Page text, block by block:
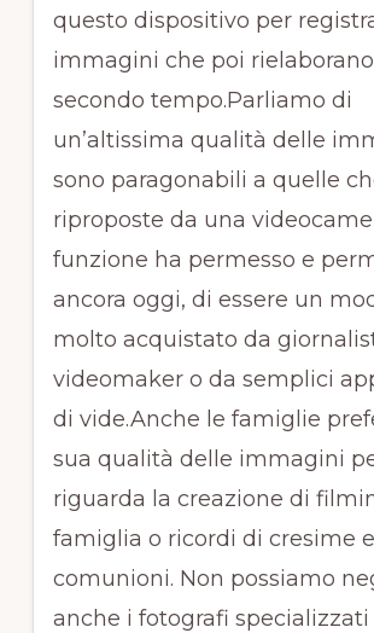
questo dispositivo per
immagini che poi
secondo tempo.Parliamo di
un’altissima qualità delle
sono paragonabili a quelle
riproposte da una
funzione ha permesso e
ancora oggi, di essere un
molto acquistato da
videomaker o da semplici
di vide.Anche le famiglie
sua qualità delle immagini
riguarda la creazione di
famiglia o ricordi di cresime e
comunioni. Non possiamo
anche i fotografi specializzati